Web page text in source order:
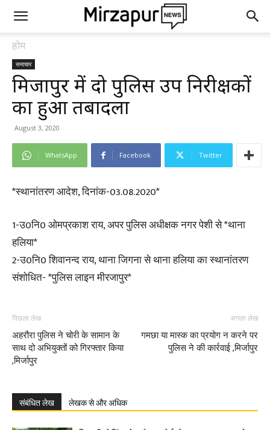
होम
समाचार
मिर्जापुर में दो पुलिस उप निरीक्षकों
का हुआ तबादला
August 3, 2020
WhatsApp Facebook Twitter
*स्थानांतरण आदेश, दिनांक-03.08.2020*
1-उ0नि0 ओमप्रकाश राय, अपर पुलिस अधीक्षक नगर पेशी से *थाना
हलिया*
2-उ0नि0 शिवानन्द राय, थाना जिगना से थाना हलिया का स्थानांतरण
संशोधित- *पुलिस लाइन मीरजापुर*
पिछला लेख
अहरौरा पुलिस ने चोरी के सामान के
साथ दो अभियुक्तों को गिरफ्तार किया
,मिर्जापुर
अगला लेख
गमछा या मास्क का प्रयोग न करने पर
पुलिस ने की कार्रवाई ,मिर्जापुर
संबंधित लेख लेखक से और अधिक